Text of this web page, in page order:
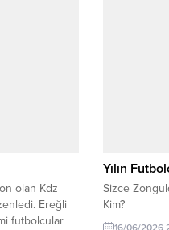
olan Kdz
Ereğli
futbolcular
Yılın
Sizce
Kim?